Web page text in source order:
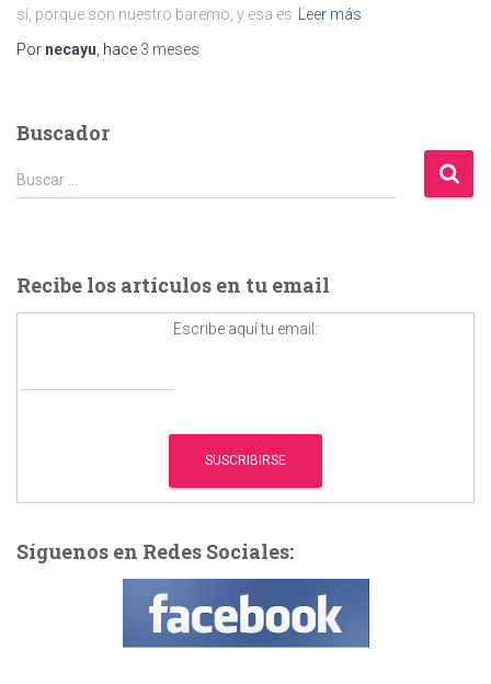
sí, porque son nuestro baremo, y esa es
Leer más
Por necayu , hace 3 meses
Buscador
B
u
r
:
Buscar …
Recibe los artículos en tu email
Escribe aquí tu email:
Síguenos en Redes Sociales: